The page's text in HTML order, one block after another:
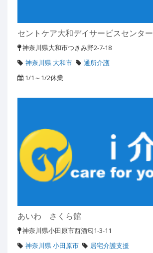
セントケア大和デイサービスセンター
神奈川県大和市つきみ野2-7-18
神奈川県 大和市
通所介護
1/1～1/2休業
あいわ さくら館
神奈川県小田原市西酒匂1-3-11
神奈川県 小田原市
居宅介護支援